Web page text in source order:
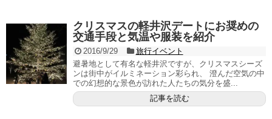
クリスマスの軽井沢デートにお奨めの
交通手段と気温や服装を紹介
2016/9/29
旅行イベント
避暑地として有名な軽井沢ですが、クリスマスシーズ
ンは街中がイルミネーション彩られ、 澄んだ空気の中
での幻想的な景色が訪れた人たちの気分を盛...
記事を読む